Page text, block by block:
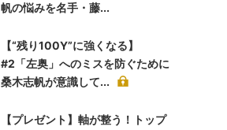
帆の悩みを名手・藤...
【“残り100Y”に強くなる】
#2「左奥」へのミスを防ぐために
桑木志帆が意識して...
【プレゼント】軸が整う！トップ